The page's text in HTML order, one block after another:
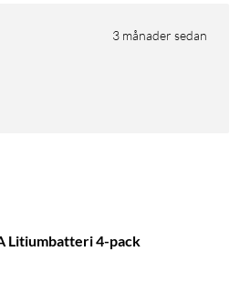
3 månader sedan
Litiumbatteri 4-pack